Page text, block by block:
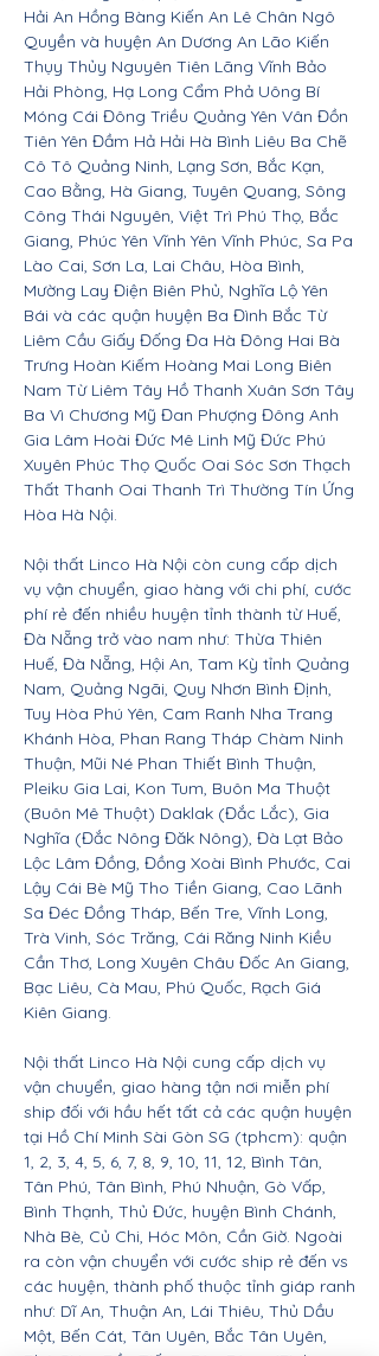
Hải An Hồng Bàng Kiến An Lê Chân Ngô
Quyền và huyện An Dương An Lão Kiến
Thụy Thủy Nguyên Tiên Lãng Vĩnh Bảo
Hải Phòng, Hạ Long Cẩm Phả Uông Bí
Móng Cái Đông Triều Quảng Yên Vân Đồn
Tiên Yên Đầm Hả Hải Hà Bình Liêu Ba Chẽ
Cô Tô Quảng Ninh, Lạng Sơn, Bắc Kạn,
Cao Bằng, Hà Giang, Tuyên Quang, Sông
Công Thái Nguyên, Việt Trì Phú Thọ, Bắc
Giang, Phúc Yên Vĩnh Yên Vĩnh Phúc, Sa Pa
Lào Cai, Sơn La, Lai Châu, Hòa Bình,
Mường Lay Điện Biên Phủ, Nghĩa Lộ Yên
Bái và các quận huyện Ba Đình Bắc Từ
Liêm Cầu Giấy Đống Đa Hà Đông Hai Bà
Trưng Hoàn Kiếm Hoàng Mai Long Biên
Nam Từ Liêm Tây Hồ Thanh Xuân Sơn Tây
Ba Vì Chương Mỹ Đan Phượng Đông Anh
Gia Lâm Hoài Đức Mê Linh Mỹ Đức Phú
Xuyên Phúc Thọ Quốc Oai Sóc Sơn Thạch
Thất Thanh Oai Thanh Trì Thường Tín Ứng
Hòa Hà Nội.
Nội thất Linco Hà Nội còn cung cấp dịch
vụ vận chuyển, giao hàng với chi phí, cước
phí rẻ đến nhiều huyện tỉnh thành từ Huế,
Đà Nẵng trở vào nam như: Thừa Thiên
Huế, Đà Nẵng, Hội An, Tam Kỳ tỉnh Quảng
Nam, Quảng Ngãi, Quy Nhơn Bình Định,
Tuy Hòa Phú Yên, Cam Ranh Nha Trang
Khánh Hòa, Phan Rang Tháp Chàm Ninh
Thuận, Mũi Né Phan Thiết Bình Thuận,
Pleiku Gia Lai, Kon Tum, Buôn Ma Thuột
(Buôn Mê Thuột) Daklak (Đắc Lắc), Gia
Nghĩa (Đắc Nông Đăk Nông), Đà Lạt Bảo
Lộc Lâm Đồng, Đồng Xoài Bình Phước, Cai
Lậy Cái Bè Mỹ Tho Tiền Giang, Cao Lãnh
Sa Đéc Đồng Tháp, Bến Tre, Vĩnh Long,
Trà Vinh, Sóc Trăng, Cái Răng Ninh Kiều
Cần Thơ, Long Xuyên Châu Đốc An Giang,
Bạc Liêu, Cà Mau, Phú Quốc, Rạch Giá
Kiên Giang.
Nội thất Linco Hà Nội cung cấp dịch vụ
vận chuyển, giao hàng tận nơi miễn phí
ship đối với hầu hết tất cả các quận huyện
tại Hồ Chí Minh Sài Gòn SG (tphcm): quận
1, 2, 3, 4, 5, 6, 7, 8, 9, 10, 11, 12, Bình Tân,
Tân Phú, Tân Bình, Phú Nhuận, Gò Vấp,
Bình Thạnh, Thủ Đức, huyện Bình Chánh,
Nhà Bè, Củ Chi, Hóc Môn, Cần Giờ. Ngoài
ra còn vận chuyển với cước ship rẻ đến vs
các huyện, thành phố thuộc tỉnh giáp ranh
như: Dĩ An, Thuận An, Lái Thiêu, Thủ Dầu
Một, Bến Cát, Tân Uyên, Bắc Tân Uyên,